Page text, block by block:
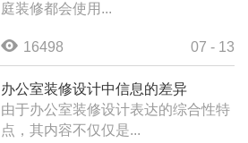
庭装修都会使用...
16498 07 - 13
办公室装修设计中信息的差异
由于办公室装修设计表达的综合性特
点，其内容不仅仅是...